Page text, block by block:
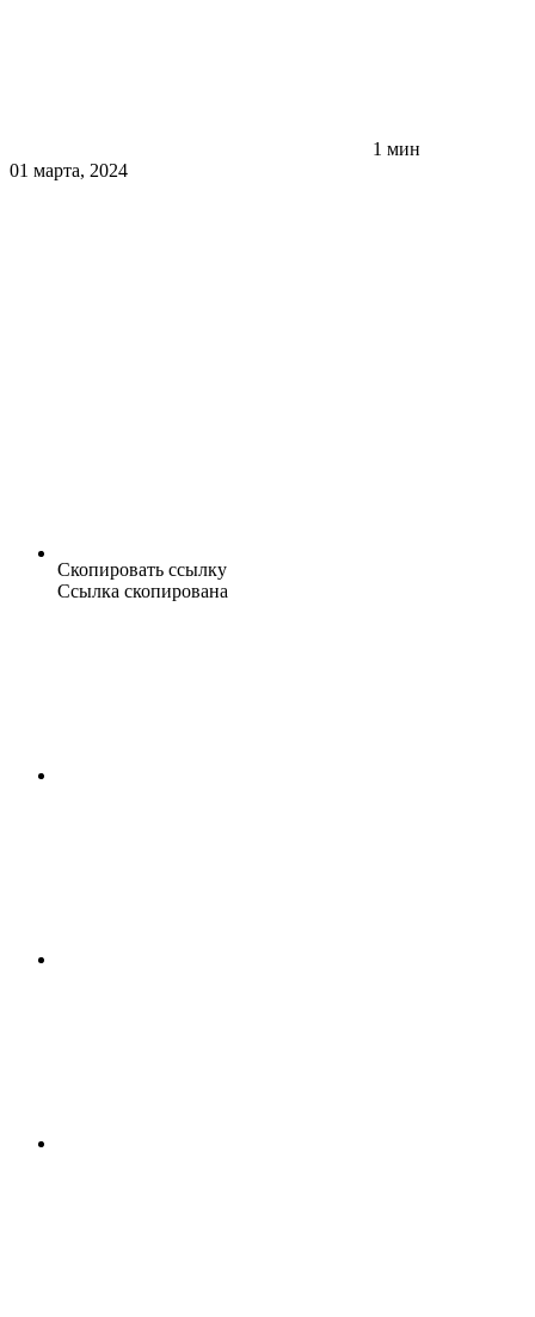
1 мин
01 марта, 2024
Скопировать ссылку
Ссылка скопирована